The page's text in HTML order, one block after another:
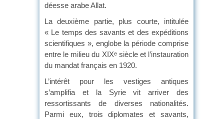
déesse arabe Allat.
La deuxième partie, plus courte, intitulée
« Le temps des savants et des expéditions
scientifiques », englobe la période comprise
entre le milieu du XIXesiècle et l’instauration
du mandat français en 1920.
L’intérêt pour les vestiges antiques
s’amplifia et la Syrie vit arriver des
ressortissants de diverses nationalités.
Parmi eux, trois diplomates et savants,